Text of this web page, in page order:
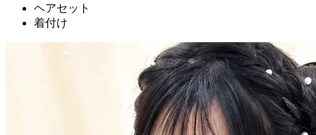
ヘアセット
着付け